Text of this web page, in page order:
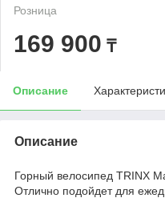
Розница
169 900 ₸
Описание
Описание
Горный велосипед TRINX
Отлично подойдет для